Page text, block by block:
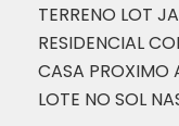
TERRENO LOT
RESIDENCIAL
CASA PROXIMO
LOTE NO SOL